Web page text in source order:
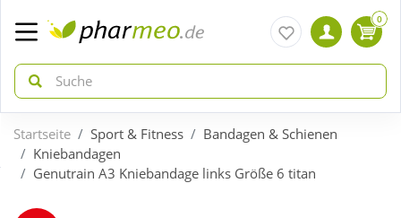
zurück
zurück
0
Startseite Sport & Fitness
Bandagen & Schienen
Kniebandagen
Genutrain A3 Kniebandage links Größe 6 titan